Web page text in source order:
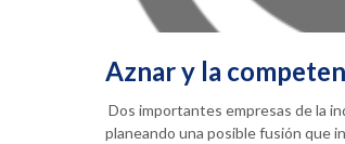
Aznar y la
Dos importantes empresas de la
planeando una posible fusión que